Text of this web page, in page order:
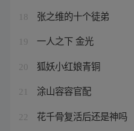
18 张之维的十个徒弟
19 一人之下 金光
20 狐妖小红娘青铜
21 涂山容容官配
22 花千骨复活后还是神吗